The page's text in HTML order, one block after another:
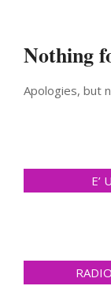
Nothing
Apologies, but
E’